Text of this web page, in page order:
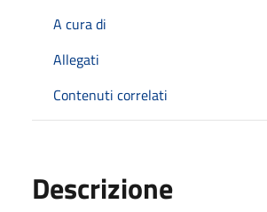
A cura di
Allegati
Contenuti correlati
Descrizione